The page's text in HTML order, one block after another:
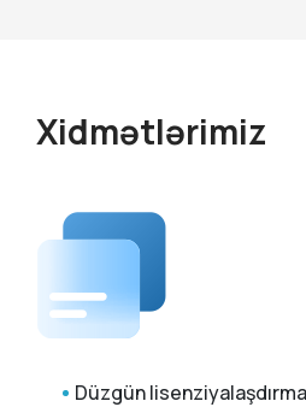
Xidmətlərimiz
Düzgün